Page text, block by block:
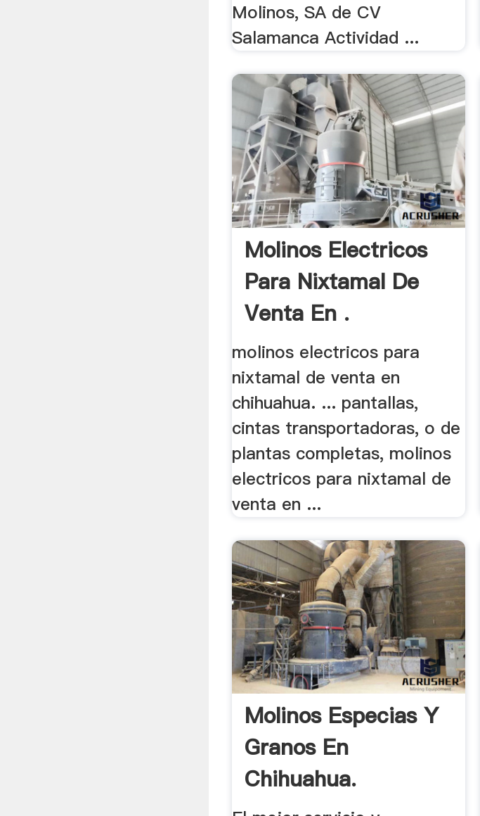
Molinos, SA de CV
Salamanca Actividad ...
Molinos Electricos
Para Nixtamal De
Venta En .
molinos electricos para
nixtamal de venta en
chihuahua. ... pantallas,
cintas transportadoras, o de
plantas completas, molinos
electricos para nixtamal de
venta en ...
Molinos Especias Y
Granos En
Chihuahua.